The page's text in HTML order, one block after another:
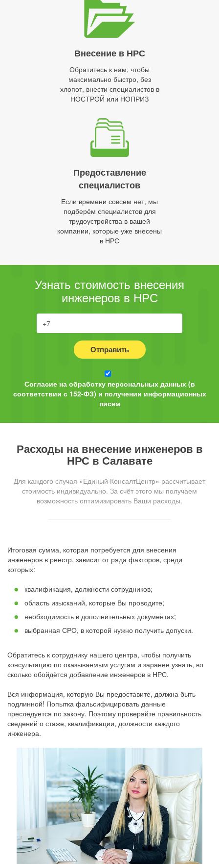
Внесение в НРС
Обратитесь к нам, чтобы
максимально быстро, без
хлопот, внести специалистов в
НОСТРОЙ или НОПРИЗ
Предоставление
специалистов
Если времени совсем нет, мы
подберём специалистов для
трудоустройства в вашей
компании, которые уже внесены
в НРС
Узнать стоимость внесения
инженеров в НРС
Отправить
Согласие на обработку персональных данных (в
соответствии с 152-ФЗ) и получении информационных
писем
Расходы на внесение инженеров в
НРС в Салавате
Для каждого случая «Единый КонсалтЦентр» рассчитывает
стоимость индивидуально. За счёт этого мы получаем
возможность оптимизировать Ваши расходы.
Итоговая сумма, которая потребуется для внесения
инженеров в реестр, зависит от ряда факторов, среди
которых:
квалификация, должности сотрудников;
область изысканий, которые Вы проводите;
необходимость в дополнительных документах;
выбранная СРО, в которой нужно получить допуски.
Обратитесь к сотруднику нашего центра, чтобы получить
консультацию по оказываемым услугам и заранее узнать, во
сколько обойдётся добавление инженеров в НРС.
Вся информация, которую Вы предоставите, должна быть
подлинной! Попытка фальсифицировать данные
преследуется по закону. Поэтому проверяйте правильность
сведений о стаже, квалификации, должности каждого
инженера.